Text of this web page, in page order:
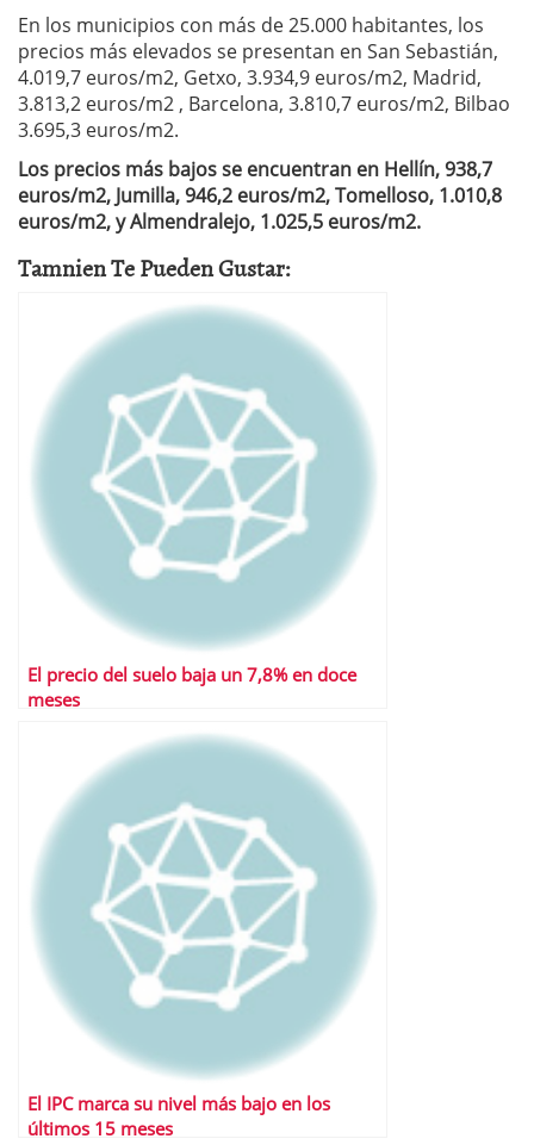
En los municipios con más de 25.000 habitantes, los
precios más elevados se presentan en San Sebastián,
4.019,7 euros/m2, Getxo, 3.934,9 euros/m2, Madrid,
3.813,2 euros/m2 , Barcelona, 3.810,7 euros/m2, Bilbao
3.695,3 euros/m2.
Los precios más bajos se encuentran en Hellín, 938,7
euros/m2, Jumilla, 946,2 euros/m2, Tomelloso, 1.010,8
euros/m2, y Almendralejo, 1.025,5 euros/m2.
Tamnien Te Pueden Gustar:
El precio del suelo baja un 7,8% en doce
meses
El IPC marca su nivel más bajo en los
últimos 15 meses